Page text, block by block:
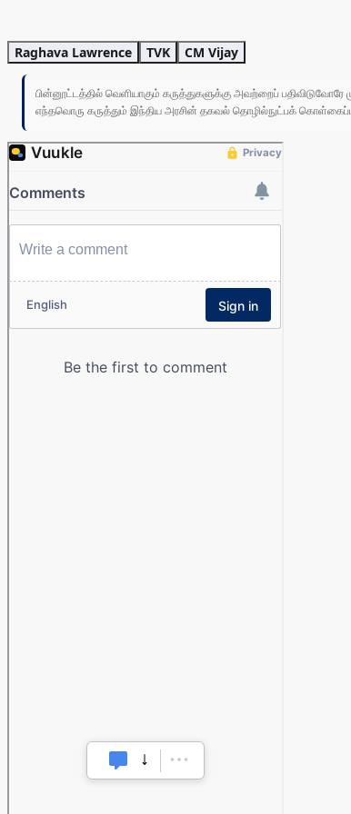
Raghava Lawrence TVK CM Vijay
பின்னூட்டத்தில் வெளியாகும் கருத்துகளுக்கு அவற்றைப்
எந்தவொரு கருத்தும் இந்திய அரசின் தகவல் தொழில்நுட்பக்